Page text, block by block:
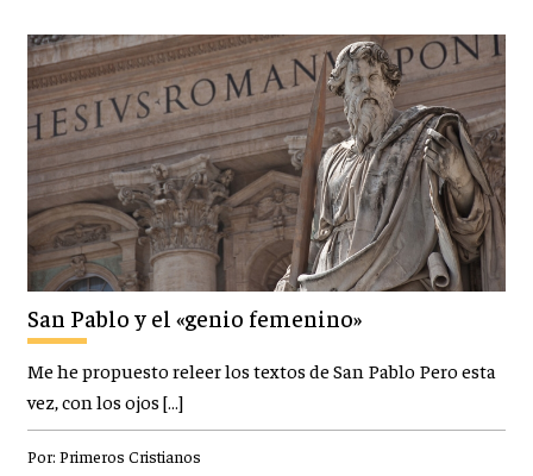
San Pablo y el «genio femenino»
Me he propuesto releer los textos de San Pablo Pero esta
vez, con los ojos […]
Por: Primeros Cristianos